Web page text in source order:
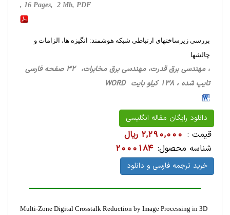
, 16 Pages, 2 Mb, PDF
بررسی زیرساختهاي ارتباطي شبکه هوشمند: انگیزه ها، الزامات و
چالشها
، مهندسی برق قدرت، مهندسی برق مخابرات، 32 صفحه فارسی
تایپ شده ، 138 کیلو بایت WORD
دانلود رایگان مقاله انگلیسی
قیمت : 2,290,000 ریال
شناسه محصول: 2000184
خرید ترجمه فارسی و دانلود
Multi-Zone Digital Crosstalk Reduction by Image Processing in 3D